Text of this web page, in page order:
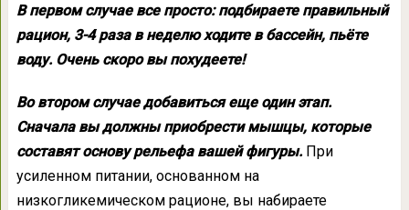
В первом случае все просто: подбираете правильный
рацион, 3-4 раза в неделю ходите в бассейн, пьёте
воду. Очень скоро вы похудеете!
Во втором случае добавиться еще один этап.
Сначала вы должны приобрести мышцы, которые
составят основу рельефа вашей фигуры. При
усиленном питании, основанном на
низкогликемическом рационе, вы набираете